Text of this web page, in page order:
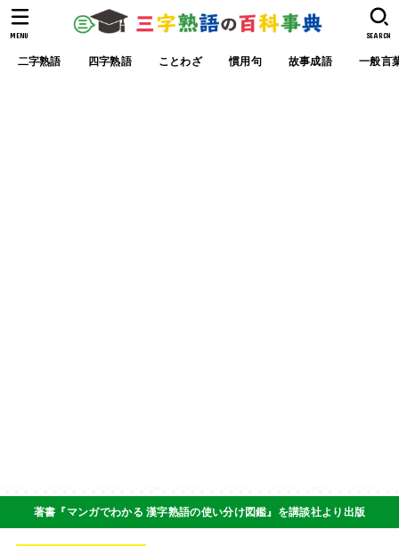
二字熟語 四字熟語 ことわざ 慣用句 故事成語 一般言
SEARCH
MENU
著書『マンガでわかる 漢字熟語の使い分け図鑑』を講談社より出版